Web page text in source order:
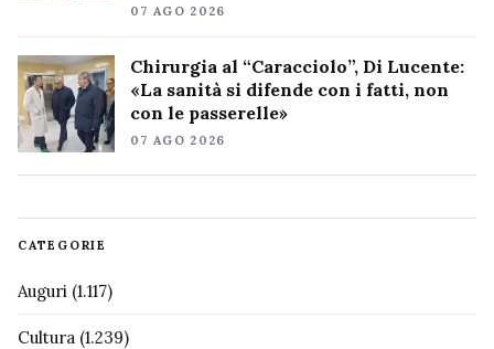
07 AGO 2026
Chirurgia al “Caracciolo”, Di Lucente:
«La sanità si difende con i fatti, non
con le passerelle»
07 AGO 2026
CATEGORIE
Auguri (1.117)
Cultura (1.239)